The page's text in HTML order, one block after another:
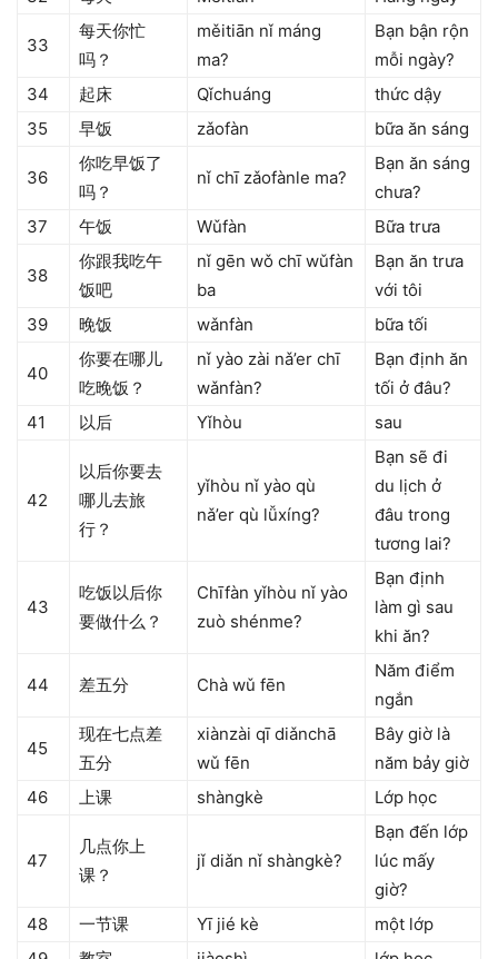
33
每天你忙
吗？
měitiān nǐ máng
ma?
Bạn bận rộn
mỗi ngày?
34
起床 Qǐchuáng
thức dậy
35
早饭 zǎofàn bữa ăn sáng
36
你吃早饭了
吗？
nǐ chī zǎofànle ma?
Bạn ăn sáng
chưa?
37
午饭 Wǔfàn Bữa trưa
38
你跟我吃午
饭吧
nǐ gēn wǒ chī wǔfàn
ba
Bạn ăn trưa
với tôi
39
晚饭 wǎnfàn bữa tối
40
你要在哪儿
吃晚饭？
nǐ yào zài nǎ’er chī
wǎnfàn?
Bạn định ăn
tối ở đâu?
41
以后 Yǐhòu sau
42
以后你要去
哪儿去旅
行？
yǐhòu nǐ yào qù
nǎ’er qù lǚxíng?
Bạn sẽ đi
du lịch ở
đâu trong
tương lai?
43
吃饭以后你
要做什么？
Chīfàn yǐhòu nǐ yào
zuò shénme?
Bạn định
làm gì sau
khi ăn?
44 差五分 Chà wǔ fēn
Năm điểm
ngắn
45
现在七点差
五分
xiànzài qī diǎnchā
wǔ fēn
Bây giờ là
năm bảy giờ
46
上课 shàngkè Lớp học
47
几点你上
课？
jǐ diǎn nǐ shàngkè?
Bạn đến lớp
lúc mấy
giờ?
48
一节课 Yī jié kè
một lớp